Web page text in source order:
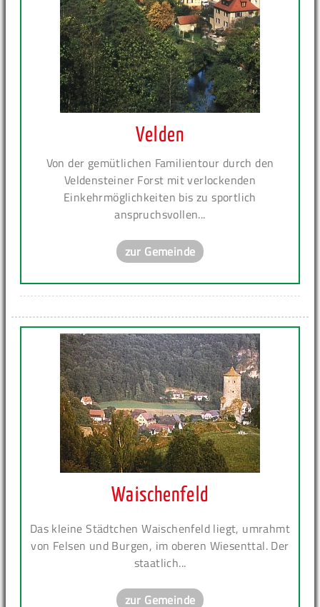
Velden
Von der gemütlichen Familientour durch den
Veldensteiner Forst mit verlockenden
Einkehrmöglichkeiten bis zu sportlich
anspruchsvollen...
zur Gemeinde
Waischenfeld
Das kleine Städtchen Waischenfeld liegt, umrahmt
von Felsen und Burgen, im oberen Wiesenttal. Der
staatlich...
zur Gemeinde